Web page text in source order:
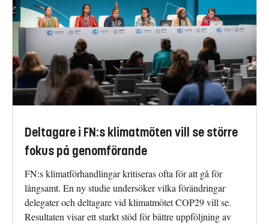
Deltagare i FN:s klimatmöten vill se större
fokus på genomförande
FN:s klimatförhandlingar kritiseras ofta för att gå för
långsamt. En ny studie undersöker vilka förändringar
delegater och deltagare vid klimatmötet COP29 vill se.
Resultaten visar ett starkt stöd för bättre uppföljning av